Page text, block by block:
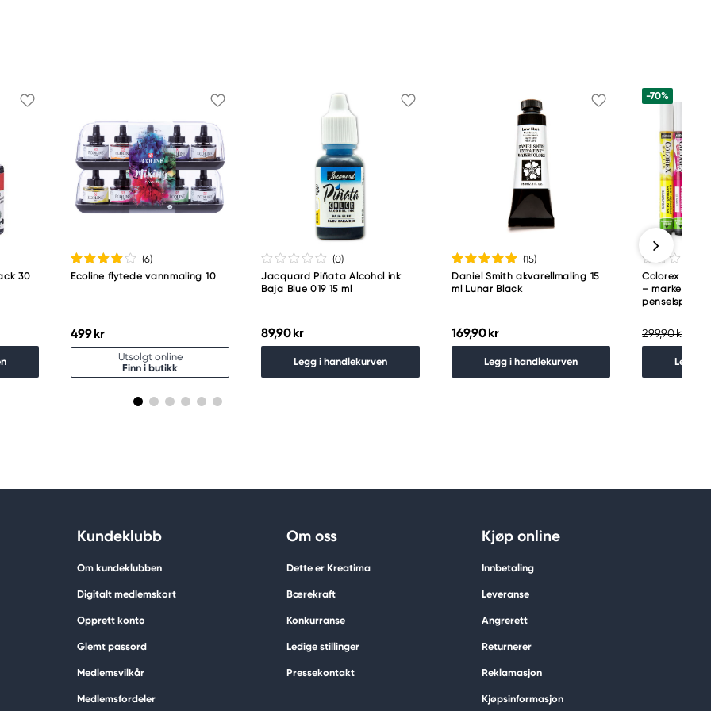
30
(6)
Ecoline flytede vannmaling 10
499 kr
Utsolgt online
Finn i butikk
(0)
Jacquard Piñata Alcohol ink
Baja Blue 019 15 ml
89,90 kr
Legg i handlekurven
(15)
Daniel Smith akvarellmaling 15
ml Lunar Black
169,90 kr
Legg i handlekurven
-70%
Colorex
– markers
penselspiss
299,90 kr
Legg i
Kundeklubb
Om kundeklubben
Digitalt medlemskort
Opprett konto
Glemt passord
Medlemsvilkår
Medlemsfordeler
Om oss
Dette er Kreatima
Bærekraft
Konkurranse
Ledige stillinger
Pressekontakt
Kjøp online
Innbetaling
Leveranse
Angrerett
Returnerer
Reklamasjon
Kjøpsinformasjon